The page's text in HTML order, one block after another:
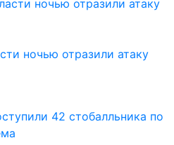
ночью отразили атаку